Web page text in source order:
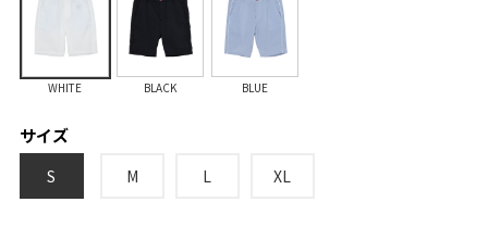
WHITE BLACK BLUE
サイズ
S M L XL